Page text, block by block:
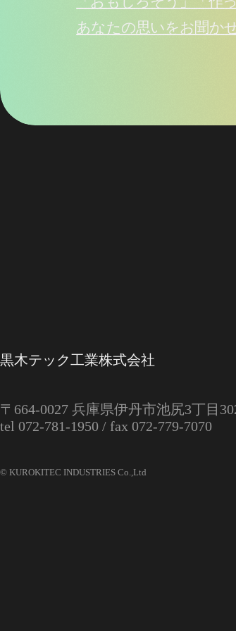
あなたの思いをお聞か
黒木テック工業株式会社
〒664‑0027 兵庫県伊丹市池尻3丁目
tel 072-781-1950 / fax 072-779-7070
© KUROKITEC INDUSTRIES Co.,Ltd